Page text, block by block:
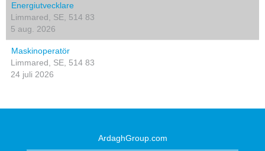
Energiutvecklare
Limmared, SE, 514 83
5 aug. 2026
Maskinoperatör
Limmared, SE, 514 83
24 juli 2026
ArdaghGroup.com